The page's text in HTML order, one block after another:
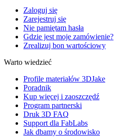
Zaloguj się
Zarejestruj się
Nie pamiętam hasła
Gdzie jest moje zamówienie?
Zrealizuj bon wartościowy
Warto wiedzieć
Profile materiałów 3DJake
Poradnik
Kup więcej i zaoszczędź
Program partnerski
Druk 3D FAQ
Support dla FabLabs
Jak dbamy o środowisko